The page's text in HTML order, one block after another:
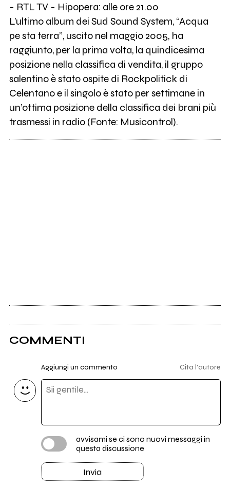
- RTL TV - Hipopera: alle ore 21.00
L’ultimo album dei Sud Sound System, “Acqua
pe sta terra”, uscito nel maggio 2005, ha
raggiunto, per la prima volta, la quindicesima
posizione nella classifica di vendita, il gruppo
salentino è stato ospite di Rockpolitick di
Celentano e il singolo è stato per settimane in
un’ottima posizione della classifica dei brani più
trasmessi in radio (Fonte: Musicontrol).
COMMENTI
Aggiungi un commento Cita l'autore
avvisami se ci sono nuovi messaggi in
questa discussione
Invia